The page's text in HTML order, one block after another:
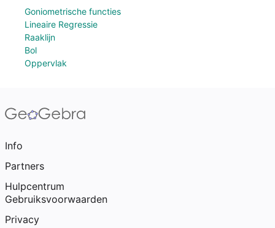
Goniometrische functies
Lineaire Regressie
Raaklijn
Bol
Oppervlak
Info
Partners
Hulpcentrum
Gebruiksvoorwaarden
Privacy